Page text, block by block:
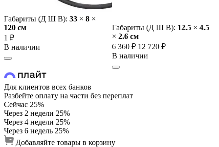
Габариты (Д Ш В): 33 × 8 ×
120 cм
1 ₽
В наличии
Габариты (Д Ш В): 12.5 × 4.5
× 2.6 cм
6 360 ₽ 12 720 ₽
В наличии
Для клиентов всех банков
Разбейте оплату на части без переплат
Сейчас 25%
Через 2 недели 25%
Через 4 недели 25%
Через 6 недель 25%
Добавляйте товары в корзину